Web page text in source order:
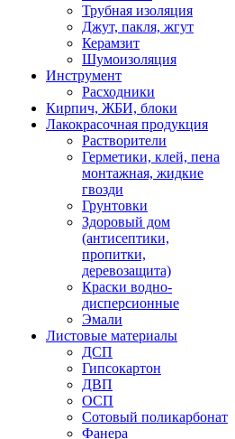
Трубная изоляция
Джут, пакля, жгут
Керамзит
Шумоизоляция
Инструмент
Расходники
Кирпич, ЖБИ, блоки
Лакокрасочная продукция
Растворители
Герметики, клей, пена
монтажная, жидкие
гвозди
Грунтовки
Здоровый дом
(антисептики,
пропитки,
деревозащита)
Краски водно-
дисперсионные
Эмали
Листовые материалы
ДСП
Гипсокартон
ДВП
ОСП
Сотовый поликарбонат
Фанера